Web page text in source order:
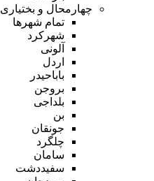
چهارمحال و بختیاری
تمام شهر‌ها
شهرکرد
آلونی
اردل
باباحیدر
بروجن
بلداجی
بن
جونقان
چلگرد
سامان
سفیددشت